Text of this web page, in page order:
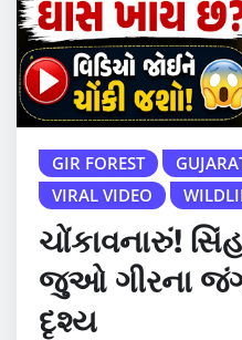
GIR FOREST
VIRAL VIDEO
ચોંકાવનારું!
જુઓ ગીરના
દૃશ્ય